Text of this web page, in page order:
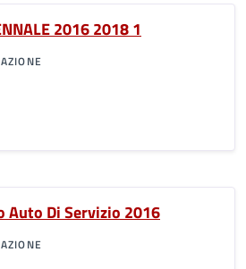
2016 2018 1
Auto Di Servizio 2016